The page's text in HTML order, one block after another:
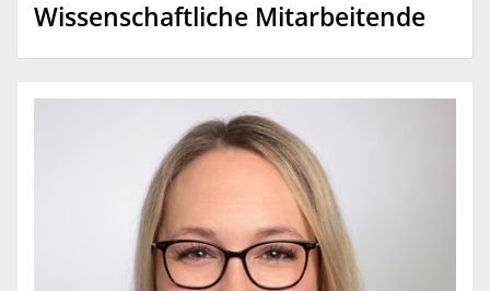
Wissenschaftliche Mitarbeitende